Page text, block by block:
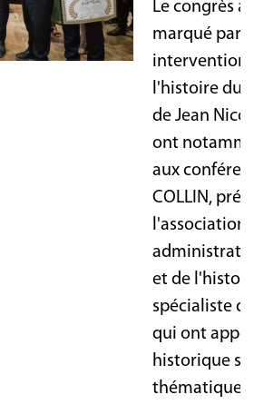
Le congrès
marqué par
l'histoire du
de Jean
ont
aux
COLLIN,
et de
spécialiste
qui ont
historique
thématiques.